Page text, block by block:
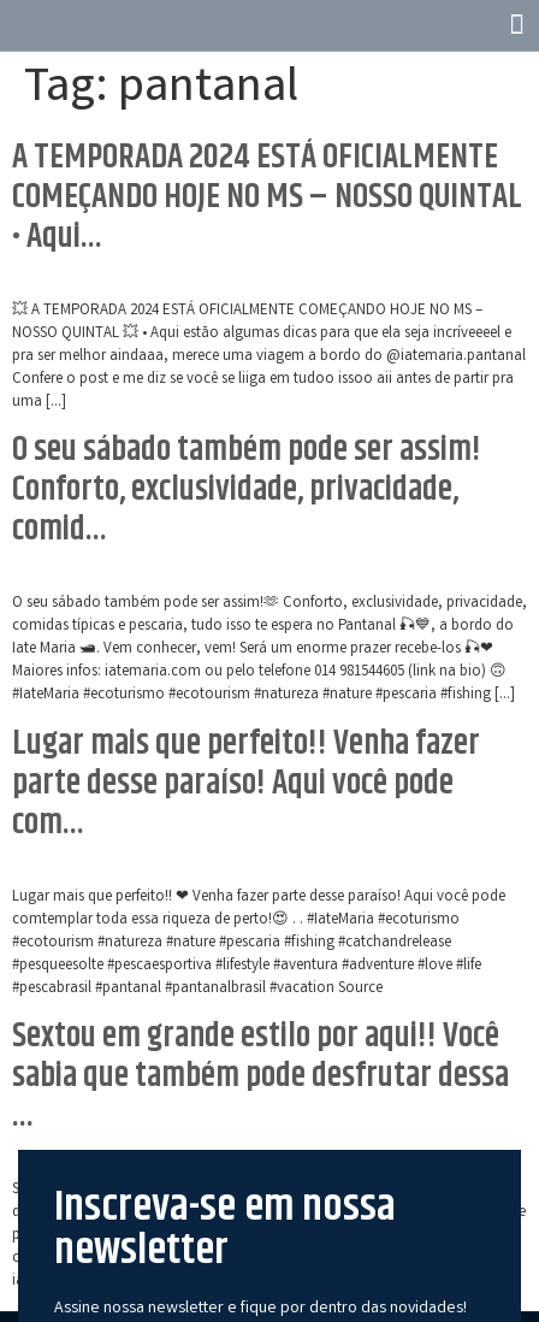
Tag: pantanal
A TEMPORADA 2024 ESTÁ OFICIALMENTE
COMEÇANDO HOJE NO MS – NOSSO QUINTAL
• Aqui…
💥 A TEMPORADA 2024 ESTÁ OFICIALMENTE COMEÇANDO HOJE NO MS –
NOSSO QUINTAL 💥 • Aqui estão algumas dicas para que ela seja incríveeeel e
pra ser melhor aindaaa, merece uma viagem a bordo do @iatemaria.pantanal
Confere o post e me diz se você se liiga em tudoo issoo aii antes de partir pra
uma […]
O seu sábado também pode ser assim!
Conforto, exclusividade, privacidade,
comid…
O seu sábado também pode ser assim!🫶 Conforto, exclusividade, privacidade,
comidas típicas e pescaria, tudo isso te espera no Pantanal 🎣💙, a bordo do
Iate Maria 🛥. Vem conhecer, vem! Será um enorme prazer recebe-los 🎣❤
Maiores infos: iatemaria.com ou pelo telefone 014 981544605 (link na bio) 🙃
#IateMaria #ecoturismo #ecotourism #natureza #nature #pescaria #fishing […]
Lugar mais que perfeito!! Venha fazer
parte desse paraíso! Aqui você pode
com…
Lugar mais que perfeito!! ❤ Venha fazer parte desse paraíso! Aqui você pode
comtemplar toda essa riqueza de perto!😍 . . #IateMaria #ecoturismo
#ecotourism #natureza #nature #pescaria #fishing #catchandrelease
#pesqueesolte #pescaesportiva #lifestyle #aventura #adventure #love #life
#pescabrasil #pantanal #pantanalbrasil #vacation Source
Sextou em grande estilo por aqui!! Você
sabia que também pode desfrutar dessa
…
Sextou em grande estilo por aqui!! 🥰🍹 Você sabia que também pode
desfrutar dessa delicia? Conforto, exclusividade, privacidade, comidas típicas e
pescaria, tudo isso te espera no Pantanal 🎣💙, a bordo do Iate Maria 🛥. Vem
conhecer, vem! Será um enorme prazer recebe-los 🎣❤ Maiores infos:
iatemaria.com ou pelo telefone 014 981544605 (link na bio) […]
Inscreva-se em nossa
newsletter
Assine nossa newsletter e fique por dentro das novidades!